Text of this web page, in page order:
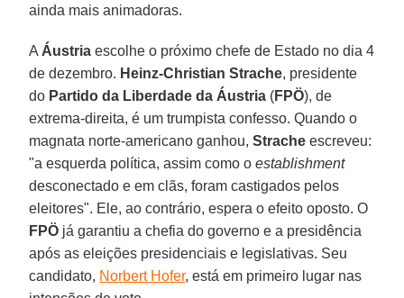
ainda mais animadoras.
A Áustria escolhe o próximo chefe de Estado no dia 4
de dezembro. Heinz-Christian Strache, presidente
do Partido da Liberdade da Áustria (FPÖ), de
extrema-direita, é um trumpista confesso. Quando o
magnata norte-americano ganhou,Strache escreveu:
"a esquerda política, assim como oestablishment
desconectado e em clãs, foram castigados pelos
eleitores". Ele, ao contrário, espera o efeito oposto. O
FPÖ já garantiu a chefia do governo e a presidência
após as eleições presidenciais e legislativas. Seu
candidato, Norbert Hofer, está em primeiro lugar nas